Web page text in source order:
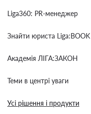
Liga360: PR-менеджер
Знайти юриста Liga:BOOK
Академія ЛІГА:ЗАКОН
Теми в центрі уваги
Усі рішення і продукти